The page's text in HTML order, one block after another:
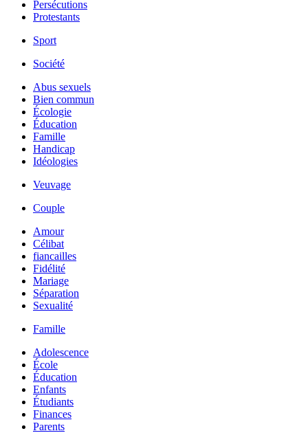
Persécutions
Protestants
Sport
Société
Abus sexuels
Bien commun
Écologie
Éducation
Famille
Handicap
Idéologies
Veuvage
Couple
Amour
Célibat
fiancailles
Fidélité
Mariage
Séparation
Sexualité
Famille
Adolescence
École
Éducation
Enfants
Étudiants
Finances
Parents